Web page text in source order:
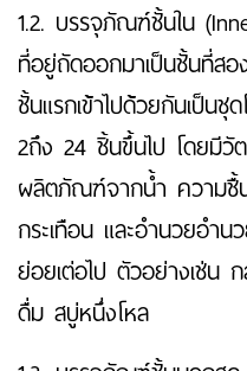
1.2. บรรจุภัณฑ์ชั้นใน
ที่อยู่ถัดออกมาเป็นชั้นที่ส
ชั้นแรกเข้าไปด้วยกันเป็น
2ถึง 24 ชิ้นขึ้นไป โดยมีวั
ผลิตภัณฑ์จากน้ำ ความชื้
กระเทือน และอำนวยอำ
ย่อยเต่อไป ตัวอย่างเช่น
ดื่ม สบู่หนึ่งโหล